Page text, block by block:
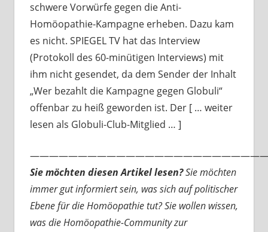
schwere Vorwürfe gegen die Anti-
Homöopathie-Kampagne erheben. Dazu kam
es nicht. SPIEGEL TV hat das Interview
(Protokoll des 60-minütigen Interviews) mit
ihm nicht gesendet, da dem Sender der Inhalt
„Wer bezahlt die Kampagne gegen Globuli“
offenbar zu heiß geworden ist. Der [ … weiter
lesen als Globuli-Club-Mitglied … ]
Sie möchten diesen Artikel lesen?Sie möchten
immer gut informiert sein, was sich auf politischer
Ebene für die Homöopathie tut? Sie wollen wissen,
was die Homöopathie-Community zur